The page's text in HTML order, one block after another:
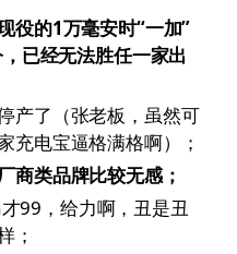
役的1万毫安时“一加”
已经无法胜任一家出
产了（张老板，虽然可
充电宝逼格满格啊）；
商类品牌比较无感；
99，给力啊，丑是丑
；